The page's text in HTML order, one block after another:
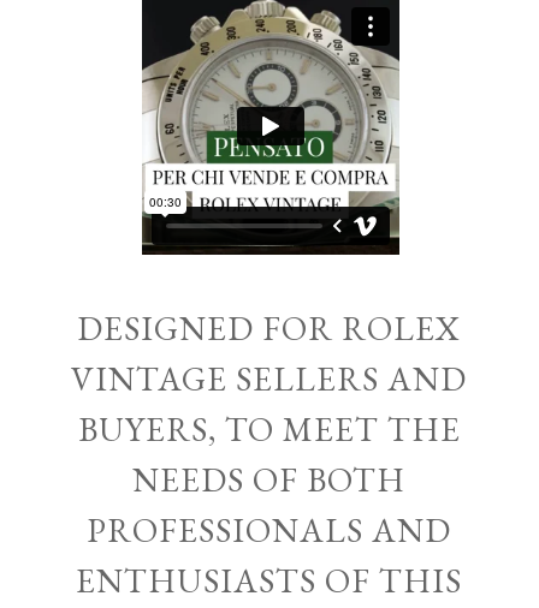
DESIGNED FOR ROLEX
VINTAGE SELLERS AND
BUYERS, TO MEET THE
NEEDS OF BOTH
PROFESSIONALS AND
ENTHUSIASTS OF THIS